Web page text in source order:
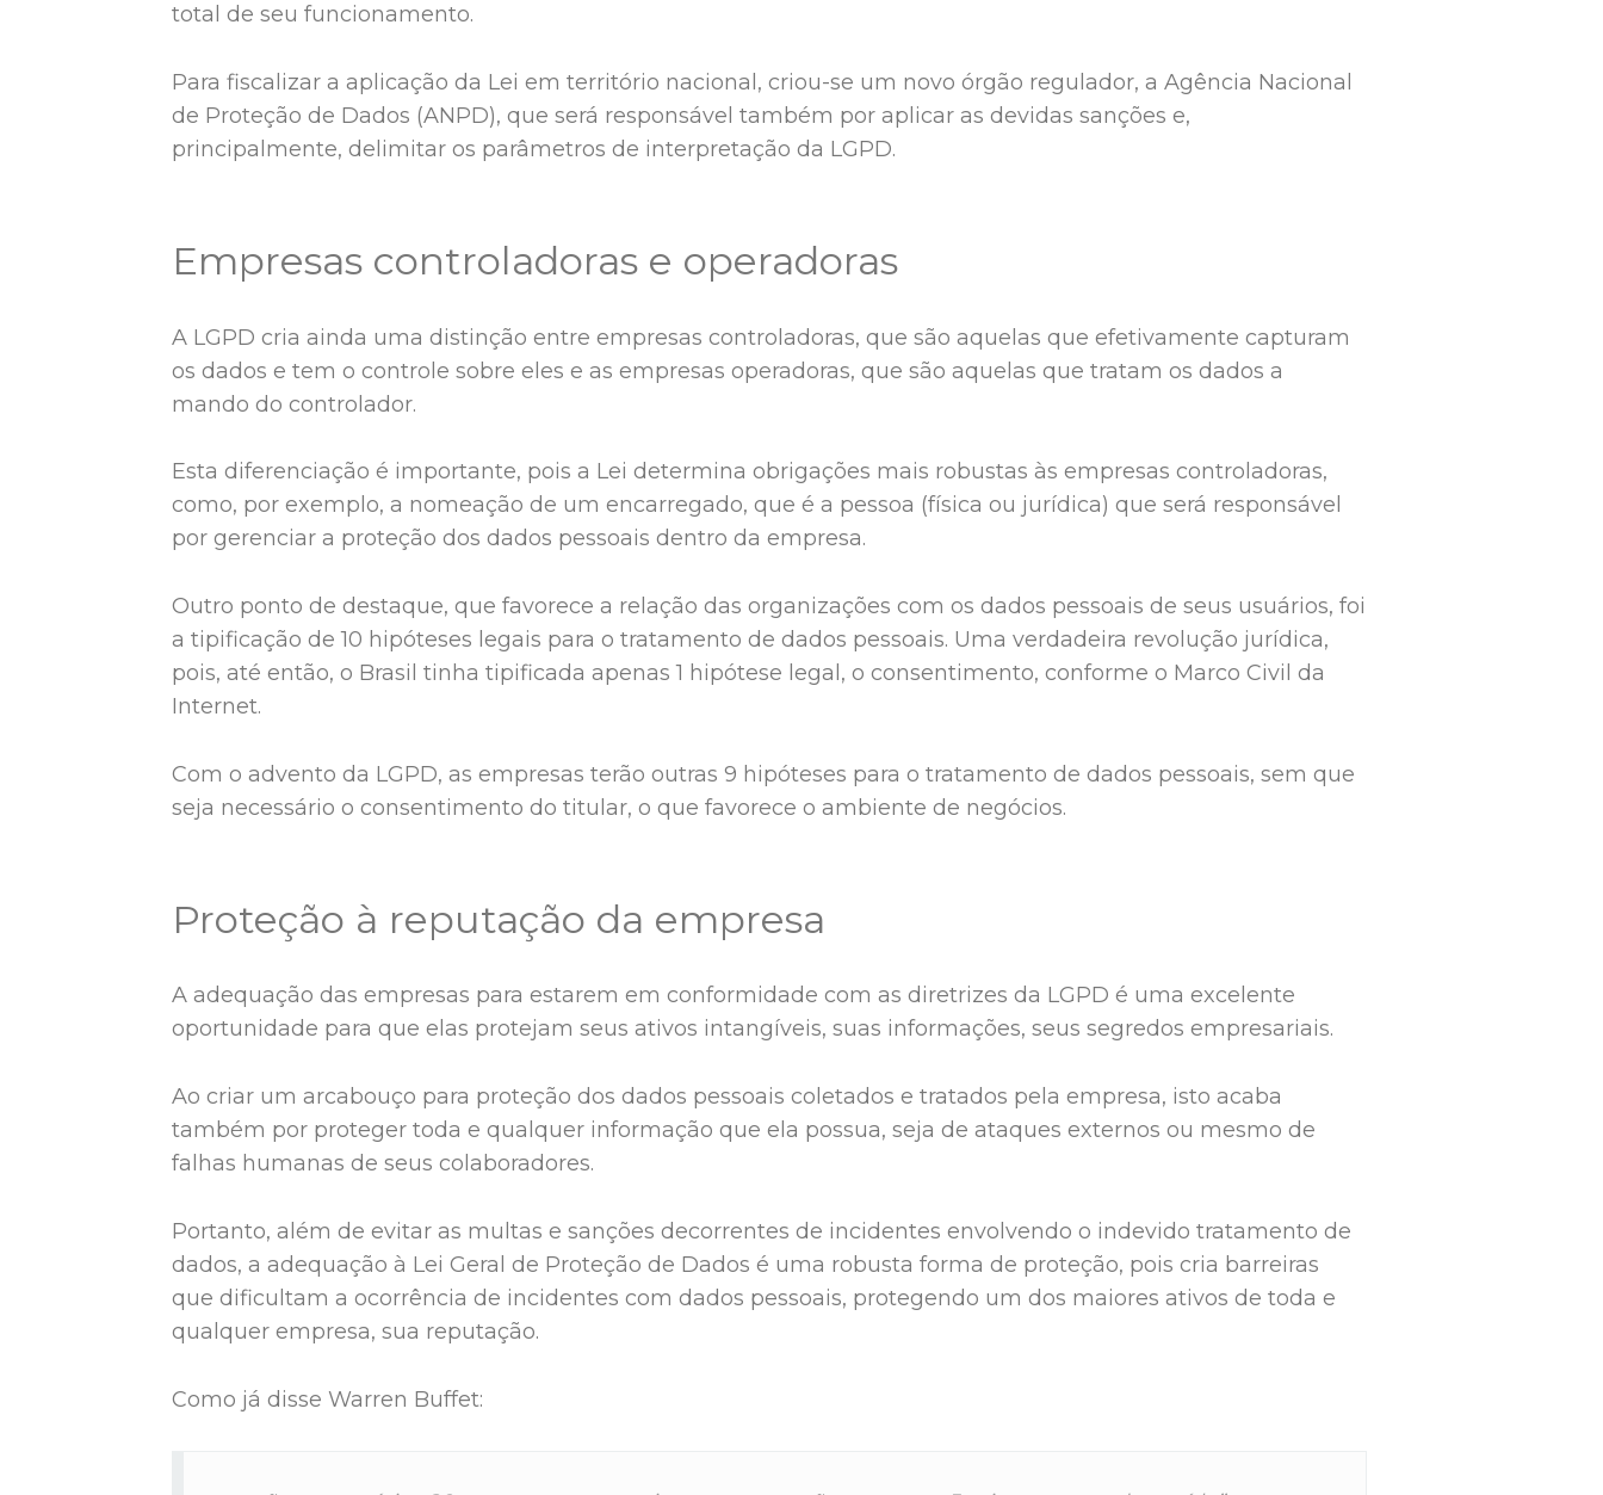
total de seu funcionamento.
Para fiscalizar a aplicação da Lei em território nacional, criou-se um novo órgão regulador, a Agência Nacional
de Proteção de Dados (ANPD), que será responsável também por aplicar as devidas sanções e,
principalmente, delimitar os parâmetros de interpretação da LGPD.
Empresas controladoras e operadoras
A LGPD cria ainda uma distinção entre empresas controladoras, que são aquelas que efetivamente capturam
os dados e tem o controle sobre eles e as empresas operadoras, que são aquelas que tratam os dados a
mando do controlador.
Esta diferenciação é importante, pois a Lei determina obrigações mais robustas às empresas controladoras,
como, por exemplo, a nomeação de um encarregado, que é a pessoa (física ou jurídica) que será responsável
por gerenciar a proteção dos dados pessoais dentro da empresa.
Outro ponto de destaque, que favorece a relação das organizações com os dados pessoais de seus usuários, foi
a tipificação de 10 hipóteses legais para o tratamento de dados pessoais. Uma verdadeira revolução jurídica,
pois, até então, o Brasil tinha tipificada apenas 1 hipótese legal, o consentimento, conforme o Marco Civil da
Internet.
Com o advento da LGPD, as empresas terão outras 9 hipóteses para o tratamento de dados pessoais, sem que
seja necessário o consentimento do titular, o que favorece o ambiente de negócios.
Proteção à reputação da empresa
A adequação das empresas para estarem em conformidade com as diretrizes da LGPD é uma excelente
oportunidade para que elas protejam seus ativos intangíveis, suas informações, seus segredos empresariais.
Ao criar um arcabouço para proteção dos dados pessoais coletados e tratados pela empresa, isto acaba
também por proteger toda e qualquer informação que ela possua, seja de ataques externos ou mesmo de
falhas humanas de seus colaboradores.
Portanto, além de evitar as multas e sanções decorrentes de incidentes envolvendo o indevido tratamento de
dados, a adequação à Lei Geral de Proteção de Dados é uma robusta forma de proteção, pois cria barreiras
que dificultam a ocorrência de incidentes com dados pessoais, protegendo um dos maiores ativos de toda e
qualquer empresa, sua reputação.
Como já disse Warren Buffet: